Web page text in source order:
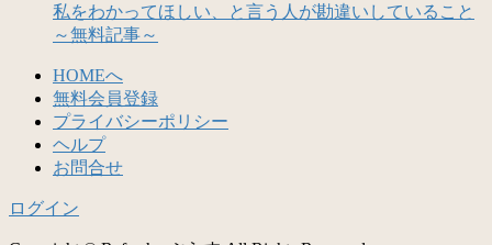
私をわかってほしい、と言う人が勘違いしていること
～無料記事～
HOMEへ
無料会員登録
プライバシーポリシー
ヘルプ
お問合せ
ログイン